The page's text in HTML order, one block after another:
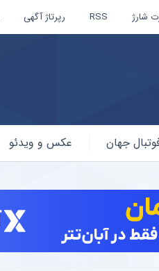
شارژ RSS رپرتاژ آگهی
جهان عکس و ویدئو